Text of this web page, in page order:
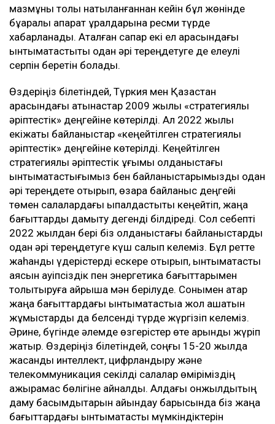
мазмұны толық нақтыланғаннан кейін бұл жөнінде
бұқаралық ақпарат құралдарына ресми түрде
хабарланады. Аталған сапар екі ел арасындағы
ынтымақтастықты одан әрі тереңдетуге де елеулі
серпін беретін болады.
Өздеріңіз білетіндей, Түркия мен Қазақстан
арасындағы қатынастар 2009 жылы «стратегиялық
әріптестік» деңгейіне көтерілді. Ал 2022 жылы
екіжақты байланыстар «кеңейтілген стратегиялық
әріптестік» деңгейіне көтерілді. Кеңейтілген
стратегиялық әріптестік ұғымы қолданыстағы
ынтымақтастығымыз бен байланыстарымызды одан
әрі тереңдете отырып, өзара байланыс деңгейі
төмен салалардағы ықпалдастықты кеңейтіп, жаңа
бағыттарды дамыту дегенді білдіреді. Сол себепті
2022 жылдан бері біз қолданыстағы байланыстарды
одан әрі тереңдетуге күш салып келеміз. Бұл ретте
жаһандық үдерістерді ескере отырып, ынтымақтастық
аясын қауіпсіздік пен энергетика бағыттарымен
толықтыруға айрықша мән берілуде. Сонымен қатар
жаңа бағыттардағы ынтымақтастыққа жол ашатын
жұмыстарды да белсенді түрде жүргізіп келеміз.
Әрине, бүгінде әлемде өзгерістер өте қарқынды жүріп
жатыр. Өздеріңіз білетіндей, соңғы 15-20 жылда
жасанды интеллект, цифрландыру және
телекоммуникация секілді салалар өміріміздің
ажырамас бөлігіне айналды. Алдағы онжылдықтың
даму басымдықтарын айқындау барысында біз жаңа
бағыттардағы ынтымақтастық мүмкіндіктерін